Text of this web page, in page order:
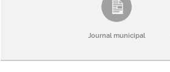
Journal municipal